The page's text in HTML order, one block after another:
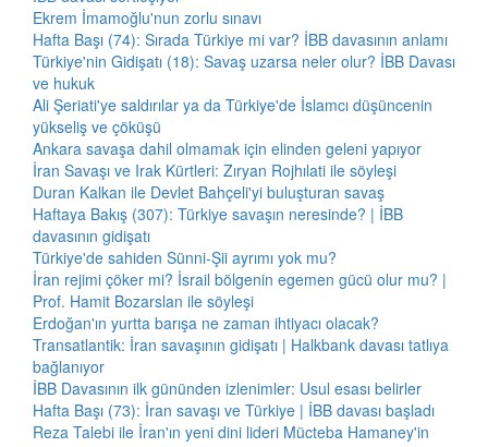
Ekrem İmamoğlu'nun zorlu sınavı
Hafta Başı (74): Sırada Türkiye mi var? İBB davasının anlamı
Türkiye'nin Gidişatı (18): Savaş uzarsa neler olur? İBB Davası
ve hukuk
Ali Şeriati'ye saldırılar ya da Türkiye'de İslamcı düşüncenin
yükseliş ve çöküşü
Ankara savaşa dahil olmamak için elinden geleni yapıyor
İran Savaşı ve Irak Kürtleri: Zıryan Rojhılati ile söyleşi
Duran Kalkan ile Devlet Bahçeli'yi buluşturan savaş
Haftaya Bakış (307): Türkiye savaşın neresinde? | İBB
davasının gidişatı
Türkiye'de sahiden Sünni-Şii ayrımı yok mu?
İran rejimi çöker mi? İsrail bölgenin egemen gücü olur mu? |
Prof. Hamit Bozarslan ile söyleşi
Erdoğan'ın yurtta barışa ne zaman ihtiyacı olacak?
Transatlantik: İran savaşının gidişatı | Halkbank davası tatlıya
bağlanıyor
İBB Davasının ilk gününden izlenimler: Usul esası belirler
Hafta Başı (73): İran savaşı ve Türkiye | İBB davası başladı
Reza Talebi ile İran'ın yeni dini lideri Mücteba Hamaney'in